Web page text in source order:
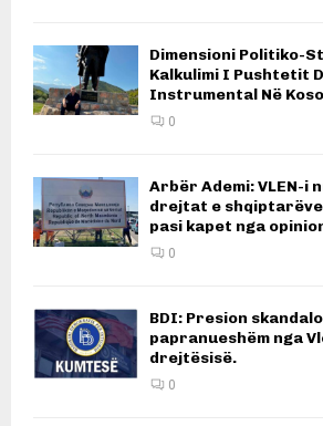
Dimensioni Politiko-
Kalkulimi I Pushtetit
Instrumental Në
0
Arbër Ademi: VLEN-i
drejtat e
pasi kapet nga
0
BDI: Presion
papranueshëm nga
drejtësisë.
0